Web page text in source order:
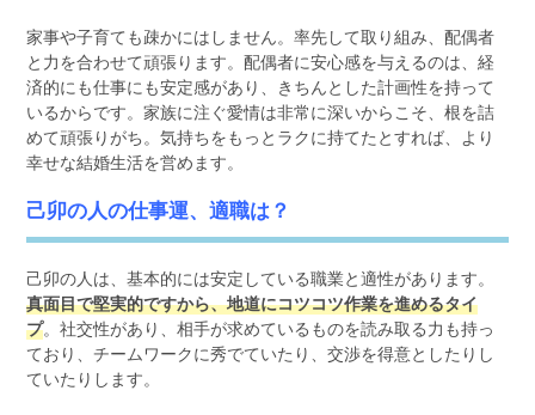
家事や子育ても疎かにはしません。率先して取り組み、配偶者
と力を合わせて頑張ります。配偶者に安心感を与えるのは、経
済的にも仕事にも安定感があり、きちんとした計画性を持って
いるからです。家族に注ぐ愛情は非常に深いからこそ、根を詰
めて頑張りがち。気持ちをもっとラクに持てたとすれば、より
幸せな結婚生活を営めます。
己卯の人の仕事運、適職は？
己卯の人は、基本的には安定している職業と適性があります。
真面目で堅実的ですから、地道にコツコツ作業を進めるタイ
プ。社交性があり、相手が求めているものを読み取る力も持っ
ており、チームワークに秀でていたり、交渉を得意としたりし
ていたりします。